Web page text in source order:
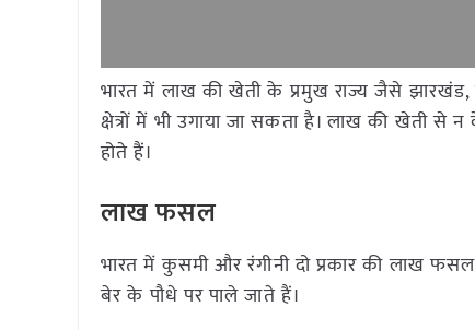
भारत में लाख की खेती के प्रमुख राज्य जैसे झारखंड,
क्षेत्रों में भी उगाया जा सकता है। लाख की खेती से
होते हैं।
लाख फसल
भारत में कुसमी और रंगीनी दो प्रकार की लाख
बेर के पौधे पर पाले जाते हैं।